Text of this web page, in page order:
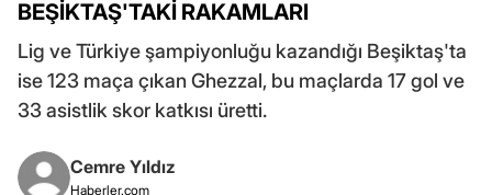
BEŞİKTAŞ'TAKİ RAKAMLARI
Lig ve Türkiye şampiyonluğu kazandığı Beşiktaş'ta
ise 123 maça çıkan Ghezzal, bu maçlarda 17 gol ve
33 asistlik skor katkısı üretti.
Cemre Yıldız
Haberler.com